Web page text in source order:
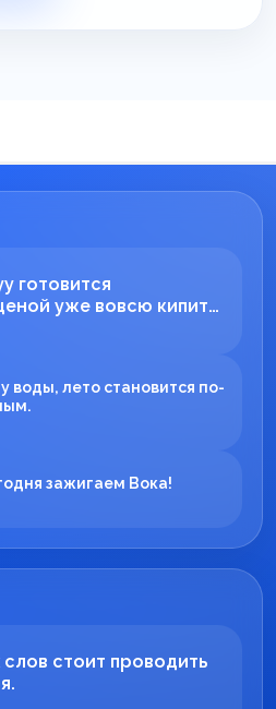
готовится
уже вовсю кипит
воды, лето становится по-
зажигаем Вока!
стоит проводить